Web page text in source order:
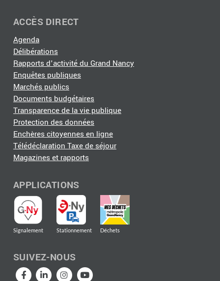
ACCÈS DIRECT
Agenda
Délibérations
Rapports d'activité du Grand Nancy
Enquêtes publiques
Marchés publics
Documents budgétaires
Transparence de la vie publique
Protection des données
Enchères citoyennes en ligne
Télédéclaration Taxe de séjour
Magazines et rapports
APPLICATIONS
Signalement Stationnement Déchets
SUIVEZ-NOUS